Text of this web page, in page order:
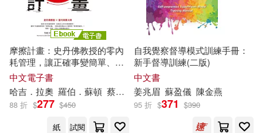
路易斯．卡洛爾(37)
（英）卡羅爾(37) 趙麗宏(36)
陳麗雲(36) 劉燁(35)
蘇州大學出版社(216)
SONY MUSIC(215)
人民文學出版社(213)
華夏出版社(210)
摩擦計畫：史丹佛教授的零內
耗管理，讓正確事變簡單、錯
誤事變難 (電子書)
中文電子書
哈吉．拉奧 羅伯． 蘇頓 蔡丹婷
88 折 $277 $450
紙
試閱
自我覺察督導模式訓練手冊：
新手督導訓練(二版)
中文書
姜兆眉 蘇盈儀 陳金燕
95 折 $371 $390